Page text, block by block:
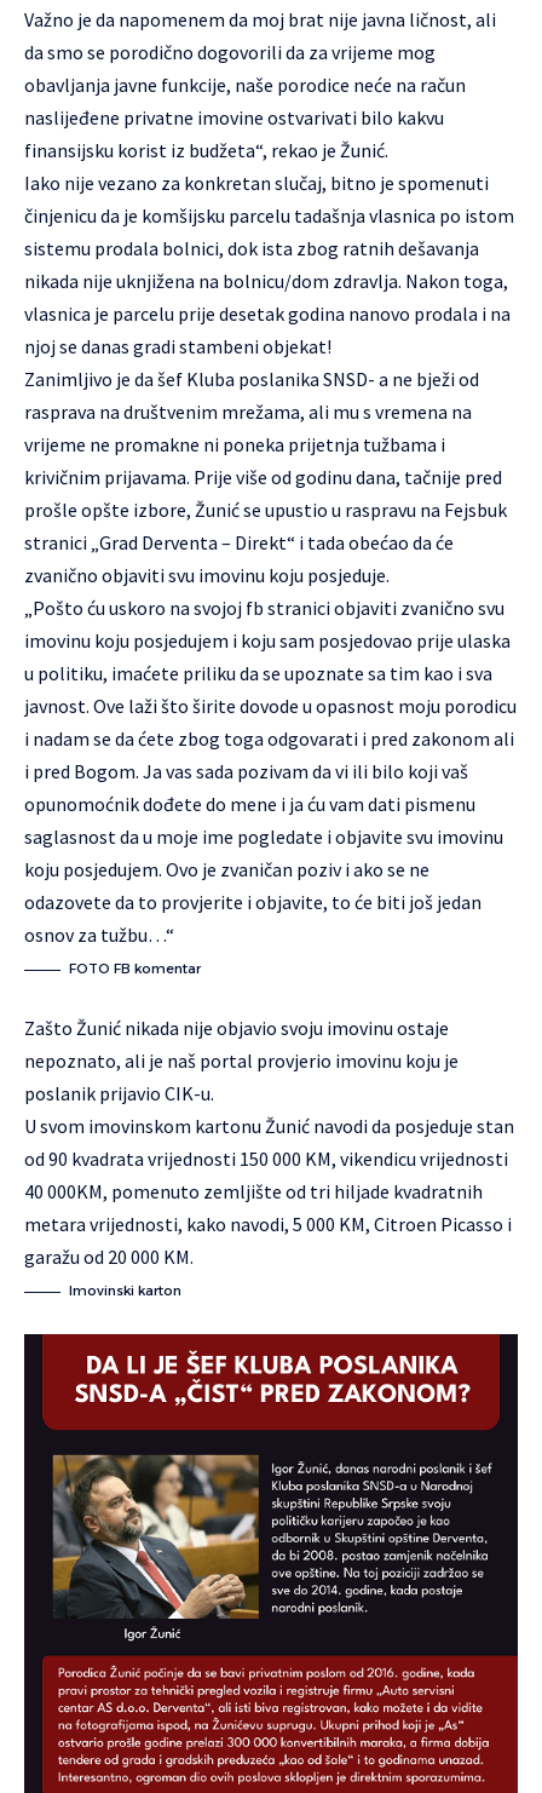
Važno je da napomenem da moj brat nije javna ličnost, ali
da smo se porodično dogovorili da za vrijeme mog
obavljanja javne funkcije, naše porodice neće na račun
naslijeđene privatne imovine ostvarivati bilo kakvu
finansijsku korist iz budžeta“, rekao je Žunić.
Iako nije vezano za konkretan slučaj, bitno je spomenuti
činjenicu da je komšijsku parcelu tadašnja vlasnica po istom
sistemu prodala bolnici, dok ista zbog ratnih dešavanja
nikada nije uknjižena na bolnicu/dom zdravlja. Nakon toga,
vlasnica je parcelu prije desetak godina nanovo prodala i na
njoj se danas gradi stambeni objekat!
Zanimljivo je da šef Kluba poslanika SNSD- a ne bježi od
rasprava na društvenim mrežama, ali mu s vremena na
vrijeme ne promakne ni poneka prijetnja tužbama i
krivičnim prijavama. Prije više od godinu dana, tačnije pred
prošle opšte izbore, Žunić se upustio u raspravu na Fejsbuk
stranici „Grad Derventa – Direkt“ i tada obećao da će
zvanično objaviti svu imovinu koju posjeduje.
„Pošto ću uskoro na svojoj fb stranici objaviti zvanično svu
imovinu koju posjedujem i koju sam posjedovao prije ulaska
u politiku, imaćete priliku da se upoznate sa tim kao i sva
javnost. Ove laži što širite dovode u opasnost moju porodicu
i nadam se da ćete zbog toga odgovarati i pred zakonom ali
i pred Bogom. Ja vas sada pozivam da vi ili bilo koji vaš
opunomoćnik dođete do mene i ja ću vam dati pismenu
saglasnost da u moje ime pogledate i objavite svu imovinu
koju posjedujem. Ovo je zvaničan poziv i ako se ne
odazovete da to provjerite i objavite, to će biti još jedan
osnov za tužbu…“
FOTO FB komentar
Zašto Žunić nikada nije objavio svoju imovinu ostaje
nepoznato, ali je naš portal provjerio imovinu koju je
poslanik prijavio CIK-u.
U svom imovinskom kartonu Žunić navodi da posjeduje stan
od 90 kvadrata vrijednosti 150 000 KM, vikendicu vrijednosti
40 000KM, pomenuto zemljište od tri hiljade kvadratnih
metara vrijednosti, kako navodi, 5 000 KM, Citroen Picasso i
garažu od 20 000 KM.
Imovinski karton